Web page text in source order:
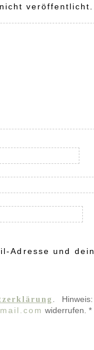
veröffentlicht.
Adresse und
.
widerrufen. *